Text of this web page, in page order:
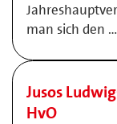
man sich den …
Jusos
HvO